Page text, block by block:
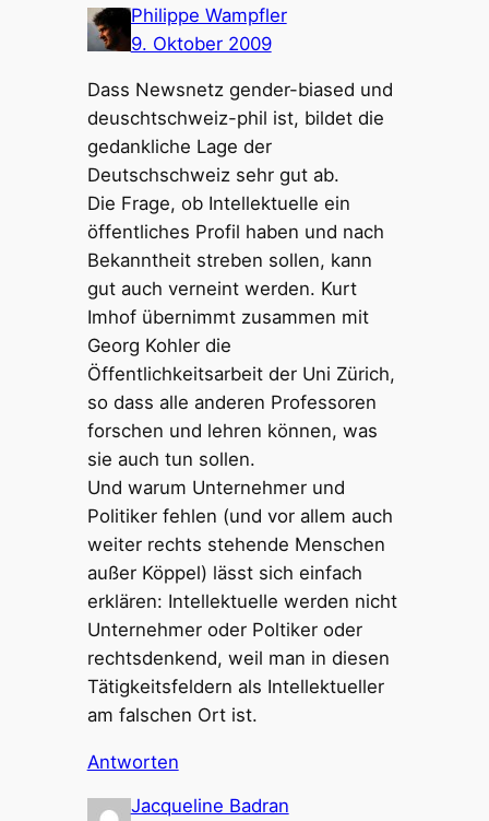
Philippe Wampfler
9. Oktober 2009
Dass Newsnetz gender-biased und
deuschtschweiz-phil ist, bildet die
gedankliche Lage der
Deutschschweiz sehr gut ab.
Die Frage, ob Intellektuelle ein
öffentliches Profil haben und nach
Bekanntheit streben sollen, kann
gut auch verneint werden. Kurt
Imhof übernimmt zusammen mit
Georg Kohler die
Öffentlichkeitsarbeit der Uni Zürich,
so dass alle anderen Professoren
forschen und lehren können, was
sie auch tun sollen.
Und warum Unternehmer und
Politiker fehlen (und vor allem auch
weiter rechts stehende Menschen
außer Köppel) lässt sich einfach
erklären: Intellektuelle werden nicht
Unternehmer oder Poltiker oder
rechtsdenkend, weil man in diesen
Tätigkeitsfeldern als Intellektueller
am falschen Ort ist.
Antworten
Jacqueline Badran